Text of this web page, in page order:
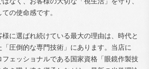
の使命感です。
に選ばれ続けている最大の理由は、時代と
圧倒的な専門技術」にあります。当店に
フェッショナルである国家資格「眼鏡作製技